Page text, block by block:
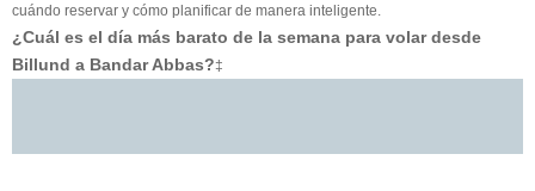
cuándo reservar y cómo planificar de manera inteligente.
¿Cuál es el día más barato de la semana para volar desde
Billund a Bandar Abbas?‡